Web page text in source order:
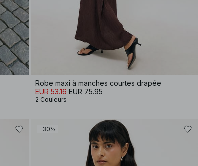
Robe maxi à manches courtes drapée
EUR 53.16 EUR 75.95
2 Couleurs
-30%